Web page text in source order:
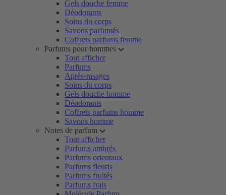
Gels douche femme
Déodorants
Soins du corps
Savons parfumés
Coffrets parfums femme
Parfums pour hommes
Tout afficher
Parfums
Après-rasages
Soins du corps
Gels douche homme
Déodorants
Coffrets parfums homme
Savons homme
Notes de parfum
Tout afficher
Parfums ambrés
Parfums orientaux
Parfums fleuris
Parfums fruités
Parfums frais